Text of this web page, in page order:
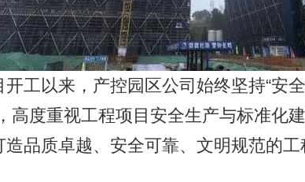
以来，产控园区公司始终坚持“安
高度重视工程项目安全生产与标准化
造品质卓越、安全可靠、文明规范的工